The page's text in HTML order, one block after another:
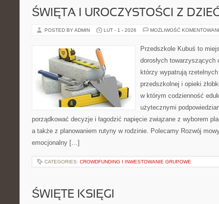
ŚWIĘTA I UROCZYSTOŚCI Z
POSTED BY ADMIN LUT - 1 - 2026 MOŻLIWOŚĆ
Przedszkole Kubuś to
dorosłych
którzy wypatrują
przedszkolnej i opieki
w którym codzienność
użytecznymi
porządkować decyzje i łagodzić napięcie związane z wyborem
a także z planowaniem rutyny w rodzinie. Polecamy Rozwój
emocjonalny […]
CATEGORIES: CROWDFUNDING I INWESTOWANIE GRUPOWE
ŚWIĘTE KSIĘGI